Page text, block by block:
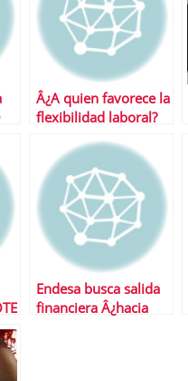
Â¿A quien favorece la
flexibilidad laboral?
Endesa busca salida
financiera Â¿hacia